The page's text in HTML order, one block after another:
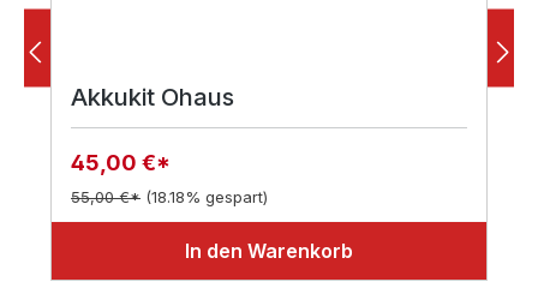
Akkukit Ohaus
45,00 €*
55,00 €* (18.18% gespart)
In den Warenkorb